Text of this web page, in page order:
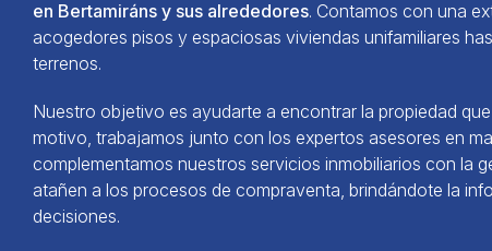
en Bertamiráns y sus alrededores. Contamos con una
acogedores pisos y espaciosas viviendas unifamiliares
terrenos.
Nuestro objetivo es ayudarte a encontrar la propiedad
motivo, trabajamos junto con los expertos asesores en
complementamos nuestros servicios inmobiliarios con la
atañen a los procesos de compraventa, brindándote la
decisiones.